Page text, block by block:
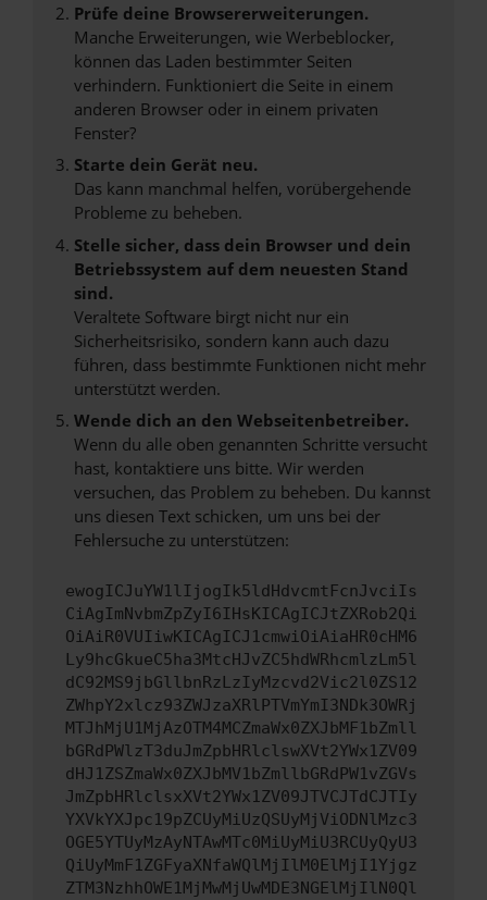
Prüfe deine Browsererweiterungen.
Manche Erweiterungen, wie Werbeblocker,
können das Laden bestimmter Seiten
verhindern. Funktioniert die Seite in einem
anderen Browser oder in einem privaten
Fenster?
Starte dein Gerät neu.
Das kann manchmal helfen, vorübergehende
Probleme zu beheben.
Stelle sicher, dass dein Browser und dein
Betriebssystem auf dem neuesten Stand
sind.
Veraltete Software birgt nicht nur ein
Sicherheitsrisiko, sondern kann auch dazu
führen, dass bestimmte Funktionen nicht mehr
unterstützt werden.
Wende dich an den Webseitenbetreiber.
Wenn du alle oben genannten Schritte versucht
hast, kontaktiere uns bitte. Wir werden
versuchen, das Problem zu beheben. Du kannst
uns diesen Text schicken, um uns bei der
Fehlersuche zu unterstützen:
ewogICJuYW1lIjogIk5ldHdvcmtFcnJvciIs
CiAgImNvbmZpZyI6IHsKICAgICJtZXRob2Qi
OiAiR0VUIiwKICAgICJ1cmwiOiAiaHR0cHM6
Ly9hcGkueC5ha3MtcHJvZC5hdWRhcmlzLm5l
dC92MS9jbGllbnRzLzIyMzcvd2Vic2l0ZS12
ZWhpY2xlcz93ZWJzaXRlPTVmYmI3NDk3OWRj
MTJhMjU1MjAzOTM4MCZmaWx0ZXJbMF1bZmll
bGRdPWlzT3duJmZpbHRlclswXVt2YWx1ZV09
dHJ1ZSZmaWx0ZXJbMV1bZmllbGRdPW1vZGVs
JmZpbHRlclsxXVt2YWx1ZV09JTVCJTdCJTIy
YXVkYXJpc19pZCUyMiUzQSUyMjViODNlMzc3
OGE5YTUyMzAyNTAwMTc0MiUyMiU3RCUyQyU3
QiUyMmF1ZGFyaXNfaWQlMjIlM0ElMjI1Yjgz
ZTM3NzhhOWE1MjMwMjUwMDE3NGElMjIlN0Ql